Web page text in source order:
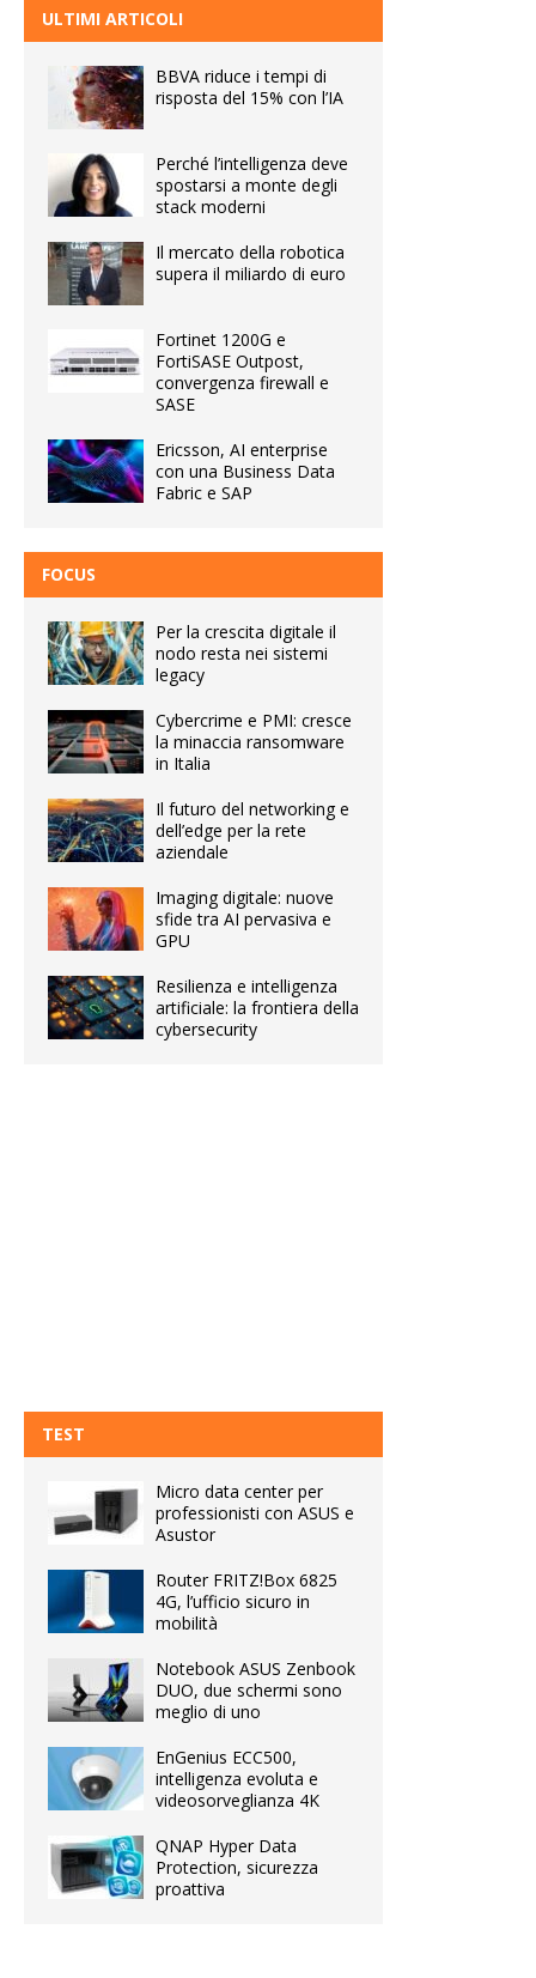
ULTIMI ARTICOLI
BBVA riduce i tempi di
risposta del 15% con l’IA
Perché l’intelligenza deve
spostarsi a monte degli
stack moderni
Il mercato della robotica
supera il miliardo di euro
Fortinet 1200G e
FortiSASE Outpost,
convergenza firewall e
SASE
Ericsson, AI enterprise
con una Business Data
Fabric e SAP
FOCUS
Per la crescita digitale il
nodo resta nei sistemi
legacy
Cybercrime e PMI: cresce
la minaccia ransomware
in Italia
Il futuro del networking e
dell’edge per la rete
aziendale
Imaging digitale: nuove
sfide tra AI pervasiva e
GPU
Resilienza e intelligenza
artificiale: la frontiera della
cybersecurity
TEST
Micro data center per
professionisti con ASUS e
Asustor
Router FRITZ!Box 6825
4G, l’ufficio sicuro in
mobilità
Notebook ASUS Zenbook
DUO, due schermi sono
meglio di uno
EnGenius ECC500,
intelligenza evoluta e
videosorveglianza 4K
QNAP Hyper Data
Protection, sicurezza
proattiva